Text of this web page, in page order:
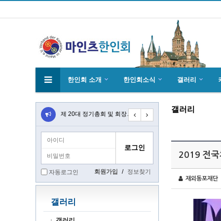
한인회 소개 한인회소식 갤러리
갤러리
2019 전국
재외동포재단
4월27일 마인츠 한인 여성합창단10회 연주… 제 20대 정기총회 및 회장 선출 공문
자동로그인 회원가입 / 정보찾기
갤러리